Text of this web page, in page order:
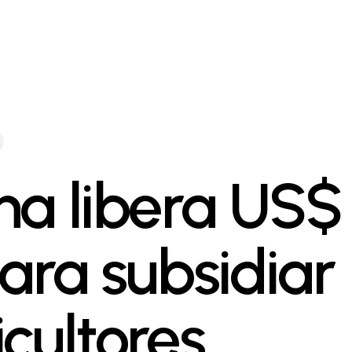
libera US$
subsidiar